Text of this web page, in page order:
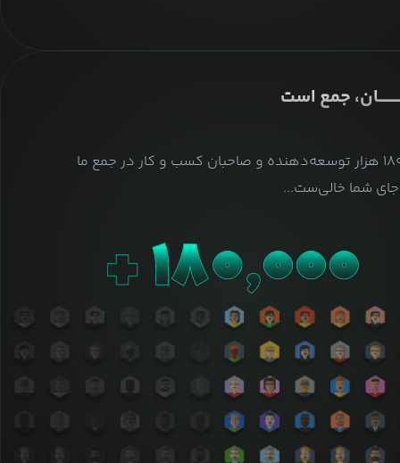
جمع است
بیش از ۱۸۰ هزار توسعه‌دهنده و صاحبان کسب و کار در جمع ما
شما خالی‌ست...